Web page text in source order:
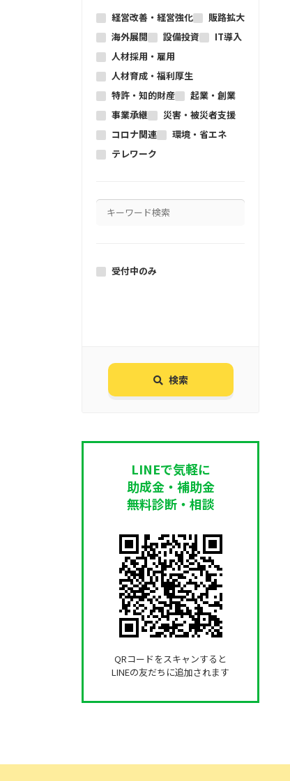
経営改善・経営強化
販路拡大
海外展開
設備投資
IT導入
人材採用・雇用
人材育成・福利厚生
特許・知的財産
起業・創業
事業承継
災害・被災者支援
コロナ関連
環境・省エネ
テレワーク
受付中のみ
検索
LINEで気軽に
助成金・補助金
無料診断・相談
QRコードをスキャンすると
LINEの友だちに追加されます